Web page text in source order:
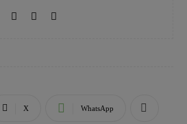
X WhatsApp